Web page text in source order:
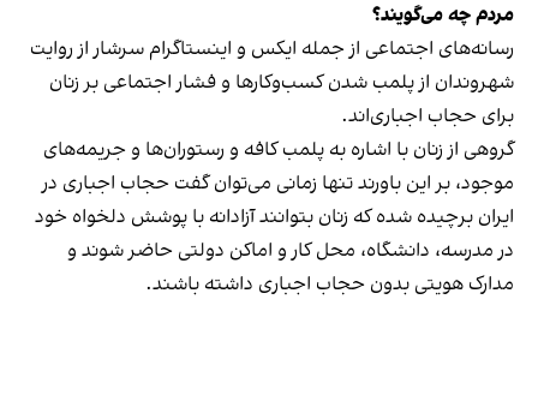
مردم چه می‌گویند؟
رسانه‎‌های اجتماعی از جمله ایکس و اینستاگرام سرشار از روایت
شهروندان از پلمب شدن کسب‌وکارها و فشار اجتماعی بر زنان
برای حجاب اجباری‌اند.
گروهی از زنان با اشاره به پلمب کافه و رستوران‌ها و جریمه‌های
موجود، بر این باورند تنها زمانی می‌توان گفت حجاب اجباری در
ایران برچیده شده که زنان بتوانند آزادانه با پوشش دلخواه خود
در مدرسه، دانشگاه، محل کار و اماکن دولتی حاضر شوند و
مدارک هویتی بدون حجاب اجباری داشته باشند.